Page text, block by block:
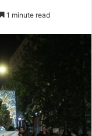
1 minute read